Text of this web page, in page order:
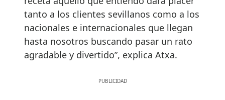
tanto a los clientes sevillanos como a los
nacionales e internacionales que llegan
hasta nosotros buscando pasar un rato
agradable y divertido”, explica Atxa.